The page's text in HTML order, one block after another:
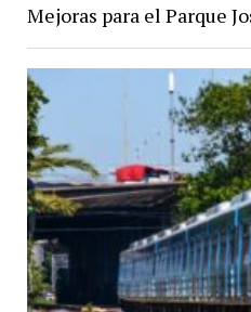
Mejoras para el Parque